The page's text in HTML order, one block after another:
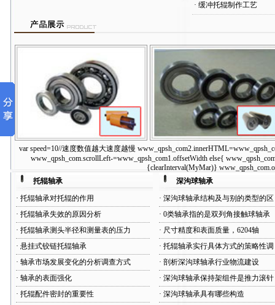
· 缓冲托辊制作工艺
单密封托辊轴承 双密封托辊轴承
var speed=10//速度数值越大速度越慢
www_qpsh_com.scrollLeft-=www_qpsh_com1.offsetWidth else{
{clearInterval(MyMar)}
托辊轴承
深沟球轴承
· 托辊轴承对托辊的作用
· 托辊轴承失效的原因分析
· 托辊轴承测头半径和测量表的压力
· 悬挂式铰链托辊轴承
· 轴承市场发展变化的分析调查方式
· 轴承的表面强化
· 托辊配件密封的重要性
· 深沟球轴承结构及与别的类型的区
· 0类轴承指的是双列角接触球轴承
· 尺寸精度和表面质量，6204轴
· 托辊轴承实行具体方式的策略性调
· 剖析深沟球轴承行业物流建设
· 深沟球轴承保持架组件是推力滚针
· 深沟球轴承具有哪些构造